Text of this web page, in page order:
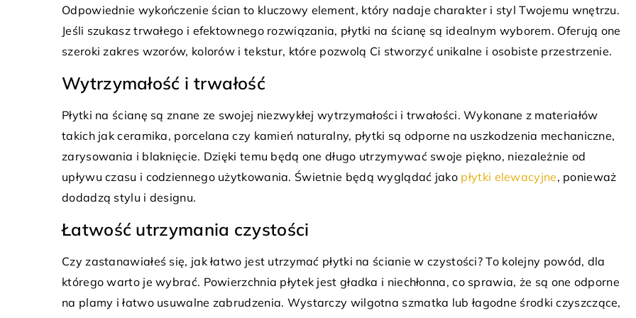
Odpowiednie wykończenie ścian to kluczowy element, który nadaje charakter i styl Twojemu wnętrzu.
Jeśli szukasz trwałego i efektownego rozwiązania, płytki na ścianę są idealnym wyborem. Oferują one
szeroki zakres wzorów, kolorów i tekstur, które pozwolą Ci stworzyć unikalne i osobiste przestrzenie.
Wytrzymałość i trwałość
Płytki na ścianę są znane ze swojej niezwykłej wytrzymałości i trwałości. Wykonane z materiałów
takich jak ceramika, porcelana czy kamień naturalny, płytki są odporne na uszkodzenia mechaniczne,
zarysowania i blaknięcie. Dzięki temu będą one długo utrzymywać swoje piękno, niezależnie od
upływu czasu i codziennego użytkowania. Świetnie będą wyglądać jako płytki elewacyjne, ponieważ
dodadzą stylu i designu.
Łatwość utrzymania czystości
Czy zastanawiałeś się, jak łatwo jest utrzymać płytki na ścianie w czystości? To kolejny powód, dla
którego warto je wybrać. Powierzchnia płytek jest gładka i niechłonna, co sprawia, że są one odporne
na plamy i łatwo usuwalne zabrudzenia. Wystarczy wilgotna szmatka lub łagodne środki czyszczące,
Przyjęcia”
jak stworzyć wyjątkową
na świątecznym stole dzięki
dekoracjom. Odkryj
które zachwycą Twoich gości.
3 kwietnia 2023
dekorację tarasu
Po zimie czas na wiosnę, porządki na
tarasie oraz nowe aranżacje. Zobacz, jak
możesz urządzić swój balkon lub taras,
aby […]
29 czerwca 2023
Organizacja przestrzeni w przedpokoju
pomocą odpowiednio
wykorzystanych szaf na ubrania i